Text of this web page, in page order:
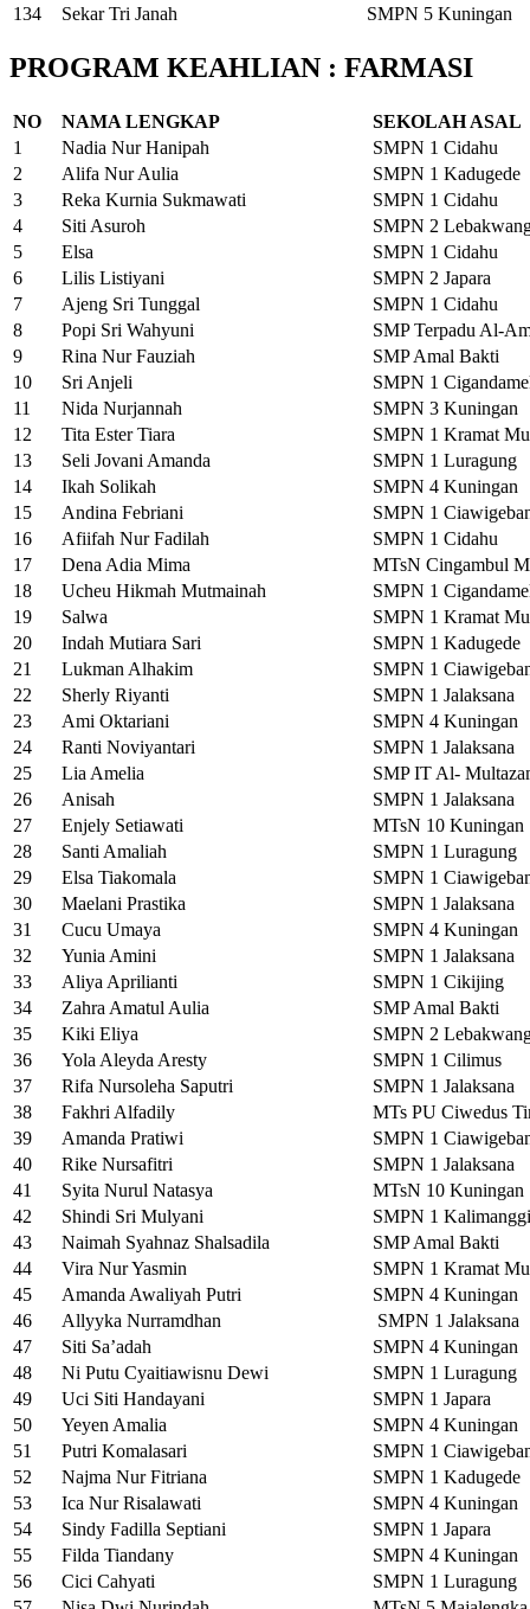
134
Sekar Tri Janah SMPN 5 Kuningan
PROGRAM KEAHLIAN : FARMASI
NO NAMA LENGKAP
SEKOLAH ASAL
1
Nadia Nur Hanipah
SMPN 1 Cidahu
2
Alifa Nur Aulia
SMPN 1 Kadugede
3
Reka Kurnia Sukmawati
SMPN 1 Cidahu
4
Siti Asuroh
SMPN 2
5
Elsa
SMPN 1 Cidahu
6
Lilis Listiyani
SMPN 2 Japara
7
Ajeng Sri Tunggal
SMPN 1 Cidahu
8
Popi Sri Wahyuni
SMP Terpadu Al-
9
Rina Nur Fauziah
SMP Amal Bakti
10
Sri Anjeli
SMPN 1
11
Nida Nurjannah
SMPN 3 Kuningan
12
Tita Ester Tiara
SMPN 1 Kramat
13
Seli Jovani Amanda
SMPN 1 Luragung
14
Ikah Solikah
SMPN 4 Kuningan
15
Andina Febriani
SMPN 1
16
Afiifah Nur Fadilah
SMPN 1 Cidahu
17
Dena Adia Mima
MTsN Cingambul
18
Ucheu Hikmah Mutmainah
SMPN 1
19
Salwa
SMPN 1 Kramat
20
Indah Mutiara Sari
SMPN 1 Kadugede
21
Lukman Alhakim
SMPN 1
22
Sherly Riyanti
SMPN 1 Jalaksana
23
Ami Oktariani
SMPN 4 Kuningan
24
Ranti Noviyantari
SMPN 1 Jalaksana
25
Lia Amelia
SMP IT Al-
26
Anisah
SMPN 1 Jalaksana
27
Enjely Setiawati
MTsN 10 Kuningan
28
Santi Amaliah
SMPN 1 Luragung
29
Elsa Tiakomala
SMPN 1
30
Maelani Prastika
SMPN 1 Jalaksana
31
Cucu Umaya
SMPN 4 Kuningan
32
Yunia Amini
SMPN 1 Jalaksana
33
Aliya Aprilianti
SMPN 1 Cikijing
34
Zahra Amatul Aulia
SMP Amal Bakti
35
Kiki Eliya
SMPN 2
36
Yola Aleyda Aresty
SMPN 1 Cilimus
37
Rifa Nursoleha Saputri
SMPN 1 Jalaksana
38
Fakhri Alfadily
MTs PU Ciwedus
39
Amanda Pratiwi
SMPN 1
40
Rike Nursafitri
SMPN 1 Jalaksana
41
Syita Nurul Natasya
MTsN 10 Kuningan
42
Shindi Sri Mulyani
SMPN 1
43
Naimah Syahnaz Shalsadila
SMP Amal Bakti
44
Vira Nur Yasmin
SMPN 1 Kramat
45
Amanda Awaliyah Putri
SMPN 4 Kuningan
46
Allyyka Nurramdhan
SMPN 1 Jalaksana
47
Siti Sa’adah
SMPN 4 Kuningan
48
Ni Putu Cyaitiawisnu Dewi
SMPN 1 Luragung
49
Uci Siti Handayani
SMPN 1 Japara
50
Yeyen Amalia
SMPN 4 Kuningan
51
Putri Komalasari
SMPN 1
52
Najma Nur Fitriana
SMPN 1 Kadugede
53
Ica Nur Risalawati
SMPN 4 Kuningan
54
Sindy Fadilla Septiani
SMPN 1 Japara
55
Filda Tiandany
SMPN 4 Kuningan
56
Cici Cahyati
SMPN 1 Luragung